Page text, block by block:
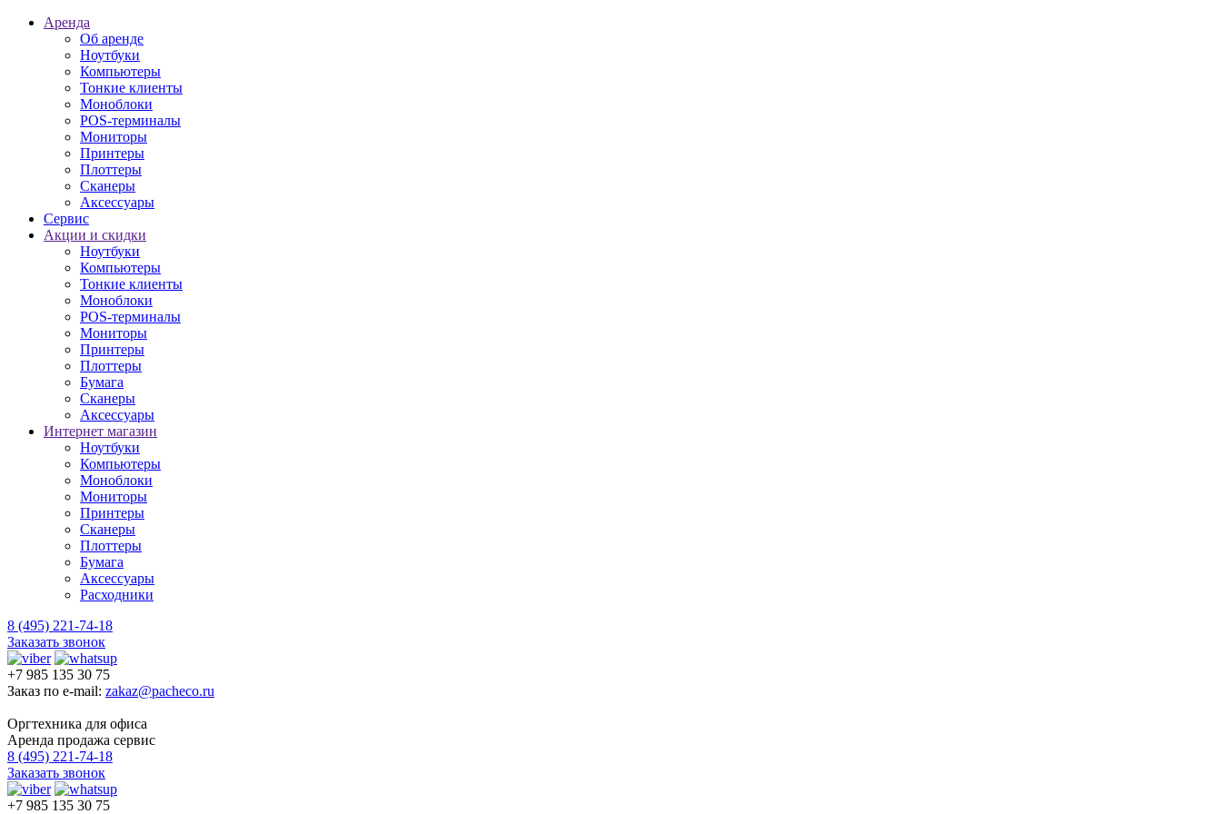
Аренда
Об аренде
Ноутбуки
Компьютеры
Тонкие клиенты
Моноблоки
POS-терминалы
Мониторы
Принтеры
Плоттеры
Сканеры
Аксессуары
Сервис
Акции и скидки
Ноутбуки
Компьютеры
Тонкие клиенты
Моноблоки
POS-терминалы
Мониторы
Принтеры
Плоттеры
Бумага
Сканеры
Аксессуары
Интернет магазин
Ноутбуки
Компьютеры
Моноблоки
Мониторы
Принтеры
Сканеры
Плоттеры
Бумага
Аксессуары
Расходники
8 (495) 221-74-18
Заказать звонок
+7 985 135 30 75
Заказ по e-mail: zakaz@pacheco.ru
Оргтехника для офиса
Аренда продажа сервис
8 (495) 221-74-18
Заказать звонок
+7 985 135 30 75